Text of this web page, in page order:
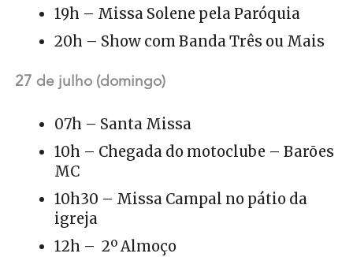
19h – Missa Solene pela Paróquia
20h – Show com Banda Três ou Mais
27 de julho (domingo)
07h – Santa Missa
10h – Chegada do motoclube – Barões
MC
10h30 – Missa Campal no pátio da
igreja
12h – 2º Almoço